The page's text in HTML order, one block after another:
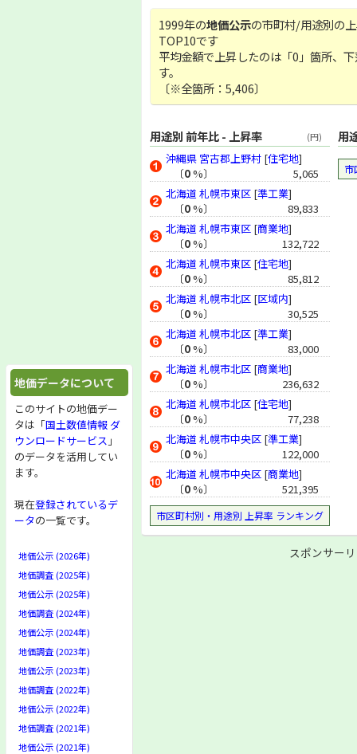
1999年の地価公示の市町村/用途別の
TOP10です
平均金額で上昇したのは「0」箇所、
す。
〔※全箇所：5,406〕
用途別 前年比 - 上昇率 (円)
沖縄県 宮古郡上野村 [住宅地]
〔0%〕
5,065
北海道 札幌市東区 [準工業]
〔0%〕
89,833
北海道 札幌市東区 [商業地]
〔0%〕
132,722
北海道 札幌市東区 [住宅地]
〔0%〕
85,812
北海道 札幌市北区 [区域内]
〔0%〕
30,525
北海道 札幌市北区 [準工業]
〔0%〕
83,000
北海道 札幌市北区 [商業地]
〔0%〕
236,632
北海道 札幌市北区 [住宅地]
〔0%〕
77,238
北海道 札幌市中央区 [準工業]
〔0%〕
122,000
北海道 札幌市中央区 [商業地]
〔0%〕 521,395
市区町村別・用途別 上昇率 ランキング
用
市
スポンサー
地価データについて
このサイトの地価デー
タは「国土数値情報 ダ
ウンロードサービス 」
のデータを活用してい
ます。
現在登録されているデ
ータの一覧です。
地価公示 (2026年)
地価調査 (2025年)
地価公示 (2025年)
地価調査 (2024年)
地価公示 (2024年)
地価調査 (2023年)
地価公示 (2023年)
地価調査 (2022年)
地価公示 (2022年)
地価調査 (2021年)
地価公示 (2021年)